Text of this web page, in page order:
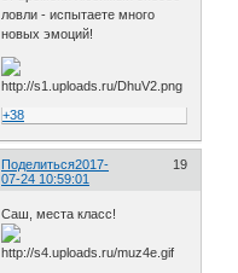
ловли - испытаете много
новых эмоций!
+38
Поделиться 19
2017-
07-24 10:59:01
Саш, места класс!